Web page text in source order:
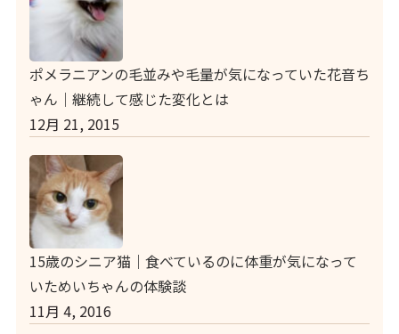
ポメラニアンの毛並みや毛量が気になっていた花音ち
ゃん｜継続して感じた変化とは
12月 21, 2015
15歳のシニア猫｜食べているのに体重が気になって
いためいちゃんの体験談
11月 4, 2016